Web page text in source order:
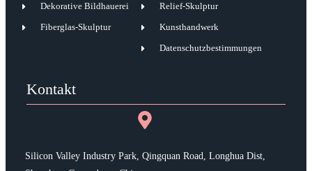
Dekorative Bildhauerei
Fiberglas-Skulptur
Relief-Skulptur
Kunsthandwerk
Datenschutzbestimmungen
Kontakt
Silicon Valley Industry Park, Qingquan Road, Longhua Dist,